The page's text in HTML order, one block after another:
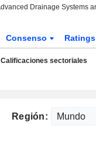
Consenso Ratings
Calificaciones sectoriales
Región: